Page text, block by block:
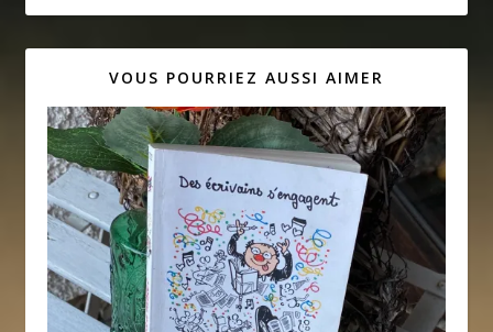
VOUS POURRIEZ AUSSI AIMER